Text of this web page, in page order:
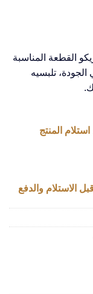
القطعة المناسبة
تلبسيه
الاستلام والدفع